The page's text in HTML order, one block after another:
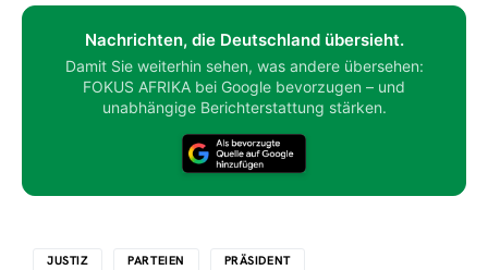
Nachrichten, die Deutschland übersieht.
Damit Sie weiterhin sehen, was andere übersehen:
FOKUS AFRIKA bei Google bevorzugen – und
unabhängige Berichterstattung stärken.
JUSTIZ PARTEIEN PRÄSIDENT